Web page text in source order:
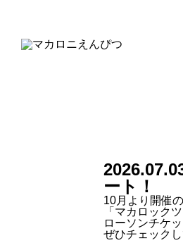
ート！
10月より開催
「マカロック
ローソンチケ
ぜひチェックし